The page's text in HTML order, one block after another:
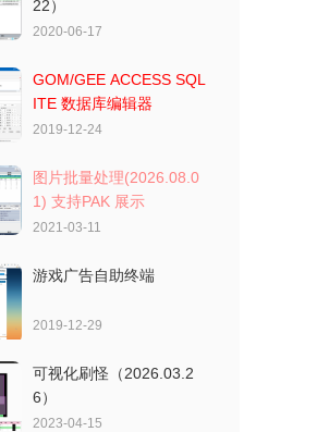
19:07:27
启动M2路径修改文件后自动
持 GOM LF 996 HGE...其它
自动重载菜单，免去手动加
恼自动重载监控系统
22）
2020-06-17
GOM/GEE ACCESS SQL
ITE 数据库编辑器
2019-12-24
图片批量处理(2026.08.0
1) 支持PAK 展示
2021-03-11
游戏广告自助终端
2019-12-29
可视化刷怪（2026.03.2
6）
2023-04-15